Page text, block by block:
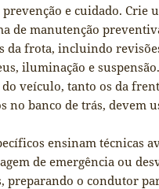
e cuidado. Crie
de manutenção
da frota, incluindo
iluminação e
do veículo, tanto os da
no banco de trás, devem
ensinam técnicas
de emergência ou
preparando o condutor